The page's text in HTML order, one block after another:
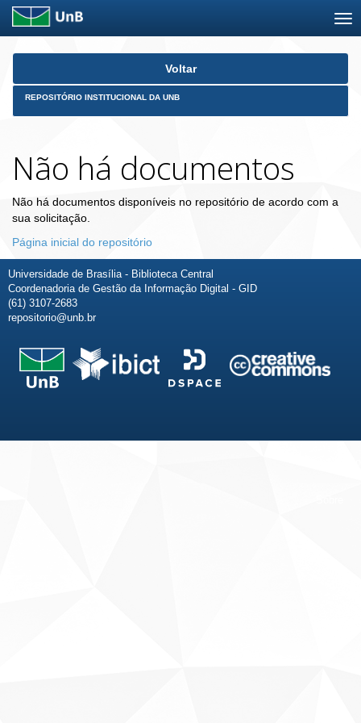
Skip
Voltar
REPOSITÓRIO INSTITUCIONAL DA UNB
Não há documentos
Não há documentos disponíveis no repositório de acordo com a
sua solicitação.
Página inicial do repositório
Universidade de Brasília - Biblioteca Central
Coordenadoria de Gestão da Informação Digital - GID
(61) 3107-2683
repositorio@unb.br